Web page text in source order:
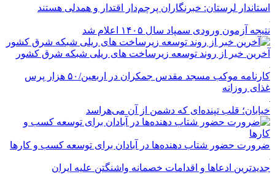
استاندار لرستان: خبرنگاران پرچم‌دار اقتدار و همدلی هستند
نتیجه آزمون ورودی سمپاد سال ۱۴۰۵ اعلام شد
آخرین خبر از روند توسعه زیرساخت های ریلی شبکه شرق کشور
کارنامه موکب مسجد مقدس جمکران در اربعین/۵۰ هزار پرس
غذای روزانه
خیابان؛ قلب تپنده‌ای که دشمن از آن می‌هراسد
ضرورت حضور شتاب ‌دهنده‌ها در آبادان برای توسعه کسب‌ و کارها
جدیدترین ادعاها و اقدامات خصمانه واشنگتن علیه ایران